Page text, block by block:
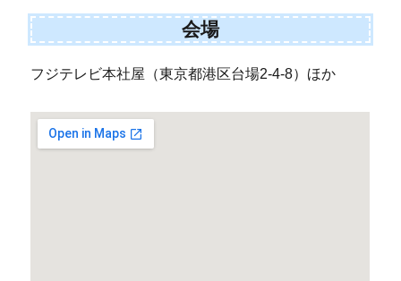
会場
フジテレビ本社屋（東京都港区台場2-4-8）ほか